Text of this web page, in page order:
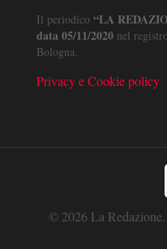
Il periodico “LA
data 05/11/2020 nel
Bologna.
Privacy e Cookie policy
© 2026 La